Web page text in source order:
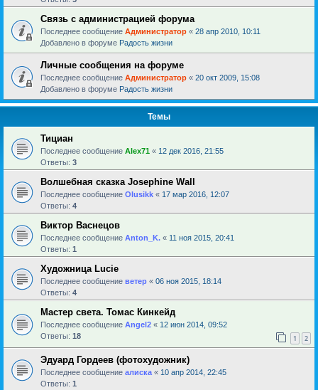
Связь с администрацией форума
Последнее сообщение Администратор « 28 апр 2010, 10:11
Добавлено в форуме Радость жизни
Личные сообщения на форуме
Последнее сообщение Администратор « 20 окт 2009, 15:08
Добавлено в форуме Радость жизни
Темы
Тициан
Последнее сообщение Alex71 « 12 дек 2016, 21:55
Ответы: 3
Волшебная сказка Josephine Wall
Последнее сообщение Olusikk « 17 мар 2016, 12:07
Ответы: 4
Виктор Васнецов
Последнее сообщение Anton_K. « 11 ноя 2015, 20:41
Ответы: 1
Художница Lucie
Последнее сообщение ветер « 06 ноя 2015, 18:14
Ответы: 4
Мастер света. Томас Кинкейд
Последнее сообщение Angel2 « 12 июн 2014, 09:52
Ответы: 18 1 2
Эдуард Гордеев (фотохудожник)
Последнее сообщение алиска « 10 апр 2014, 22:45
Ответы: 1